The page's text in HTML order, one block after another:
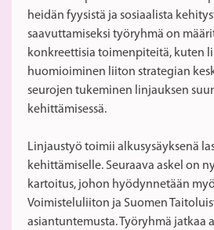
heidän fyysistä ja sosiaalista
saavuttamiseksi työryhmä on
konkreettisia toimenpiteitä, kuten
huomioiminen liiton strategian
seurojen tukeminen linjauksen
kehittämisessä.
Linjaustyö toimii alkusysäyksenä
kehittämiselle. Seuraava askel on
kartoitus, johon hyödynnetään
Voimisteluliiton ja Suomen
asiantuntemusta. Työryhmä jatkaa